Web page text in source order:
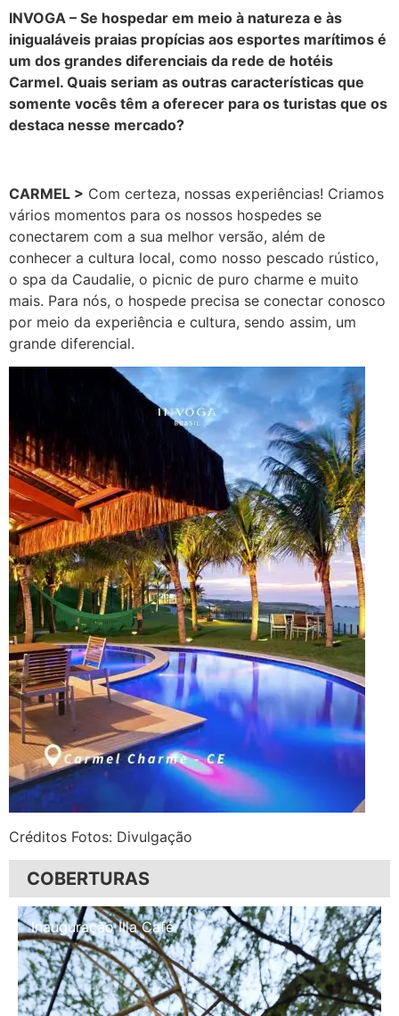
INVOGA – Se hospedar em meio à natureza e às
inigualáveis praias propícias aos esportes marítimos é
um dos grandes diferenciais da rede de hotéis
Carmel. Quais seriam as outras características que
somente vocês têm a oferecer para os turistas que os
destaca nesse mercado?
CARMEL > Com certeza, nossas experiências! Criamos
vários momentos para os nossos hospedes se
conectarem com a sua melhor versão, além de
conhecer a cultura local, como nosso pescado rústico,
o spa da Caudalie, o picnic de puro charme e muito
mais. Para nós, o hospede precisa se conectar conosco
por meio da experiência e cultura, sendo assim, um
grande diferencial.
Créditos Fotos: Divulgação
COBERTURAS
Inauguração Illa Café